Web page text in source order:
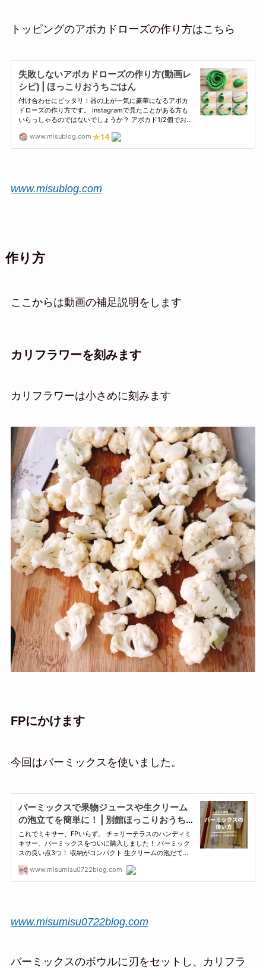
トッピングのアボカドローズの作り方はこちら
www.misublog.com
作り方
ここからは動画の補足説明をします
カリフラワーを刻みます
カリフラワーは小さめに刻みます
FPにかけます
今回はバーミックスを使いました。
www.misumisu0722blog.com
バーミックスのボウルに刃をセットし、カリフラ